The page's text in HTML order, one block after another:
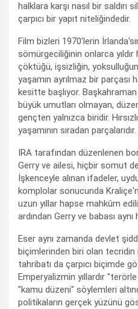
halklara karşı nasıl bir saldırı
çarpıcı bir yapıt niteliğindedir.
Film bizleri 1970'lerin
sömürgeciliğinin onlarca
çöktüğü, işsizliğin, yoksulluğun
yaşamın ayrılmaz bir parçası
kesitte başlıyor.
büyük umutları olmayan,
gençten yalnızca biridir.
yaşamının sıradan parçalarıdır.
IRA tarafından düzenlenen
Gerry ve ailesi, hiçbir somut
İşkenceyle alınan ifadeler,
komplolar sonucunda
uzun yıllar hapse mahkûm
ardından Gerry ve babası
Eser aynı zamanda devlet
biçimlerinden biri olan tecridin
tahribatı da çarpıcı biçimde
Emperyalizmin yıllardır
"kamu düzeni" söylemleri
politikaların gerçek yüzünü